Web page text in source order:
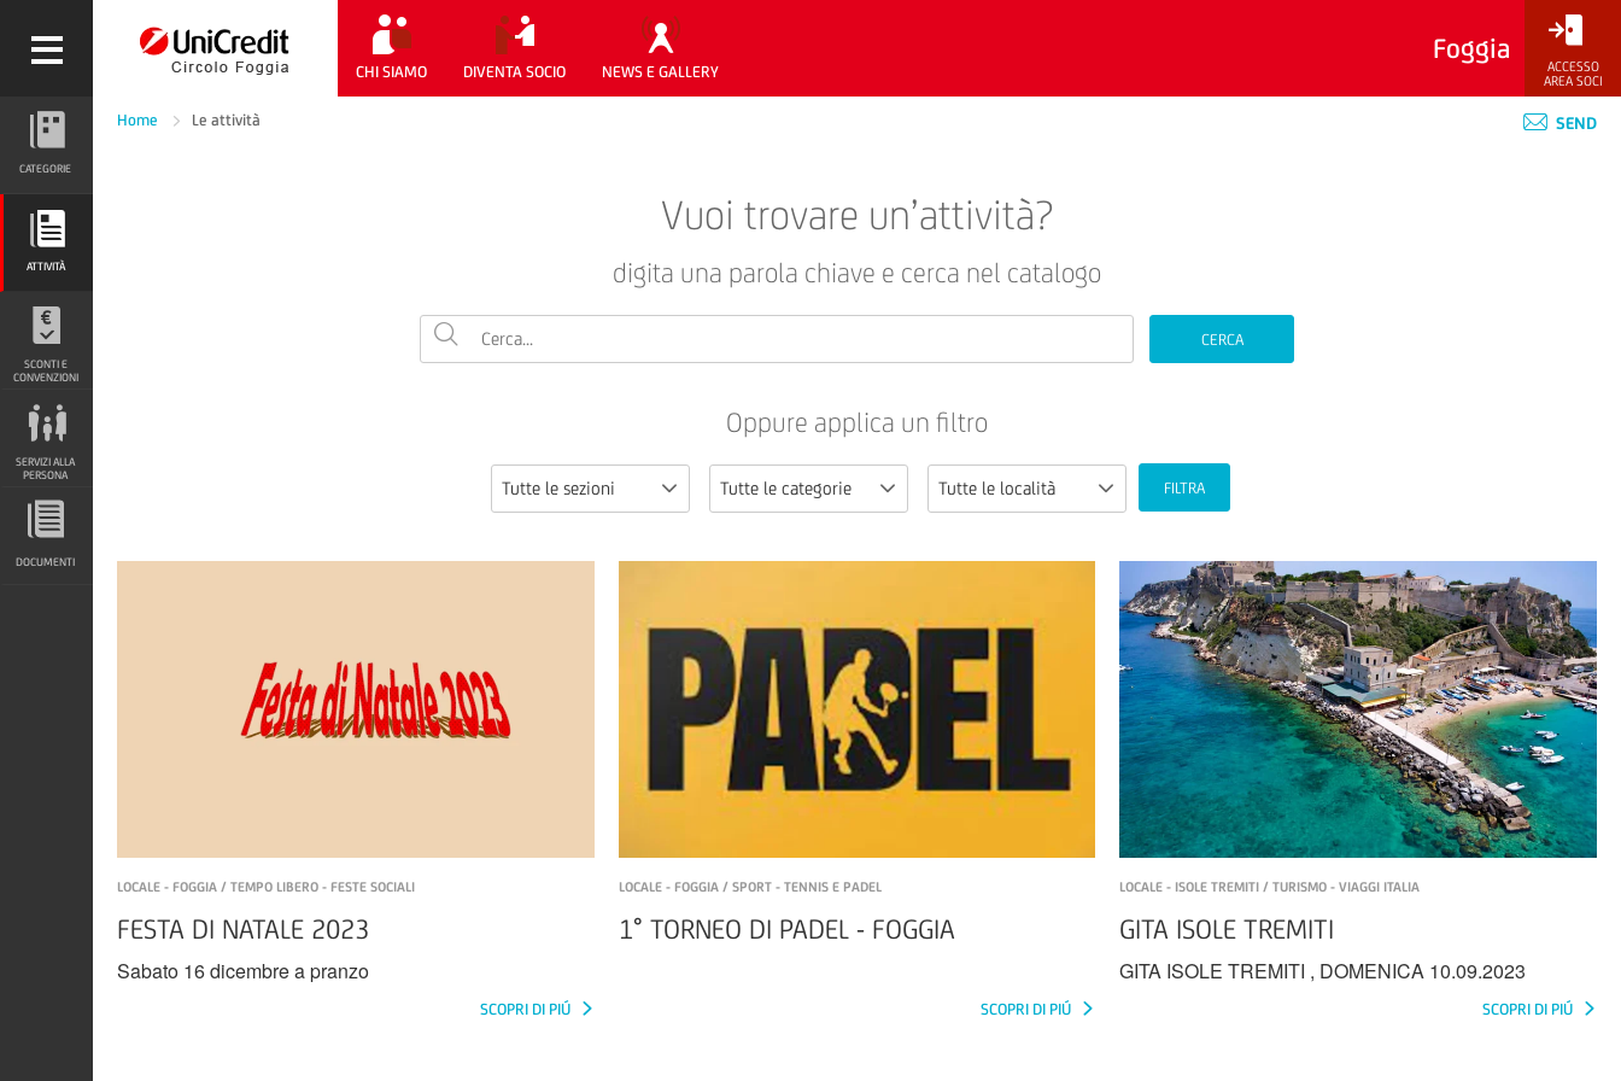
CHI SIAMO DIVENTA SOCIO NEWS E GALLERY
Foggia
ACCESSO
AREA SOCI
CATEGORIE
ATTIVITÀ
SCONTI E
CONVENZIONI
SERVIZI ALLA
PERSONA
DOCUMENTI
Home Le attività SEND
Vuoi trovare un’attività?
digita una parola chiave e cerca nel catalogo
CERCA
Oppure applica un filtro
Tutte le sezioni Tutte le categorie Tutte le località FILTRA
LOCALE - FOGGIA / TEMPO LIBERO - FESTE SOCIALI
FESTA DI NATALE 2023
Sabato 16 dicembre a pranzo
SCOPRI DI PIÚ
LOCALE - FOGGIA / SPORT - TENNIS E PADEL
1° TORNEO DI PADEL - FOGGIA
SCOPRI DI PIÚ
LOCALE - ISOLE TREMITI / TURISMO - VIAGGI ITALIA
GITA ISOLE TREMITI
GITA ISOLE TREMITI , DOMENICA 10.09.2023
SCOPRI DI PIÚ